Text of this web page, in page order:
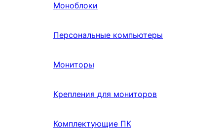
Моноблоки
Персональные компьютеры
Мониторы
Крепления для мониторов
Комплектующие ПК